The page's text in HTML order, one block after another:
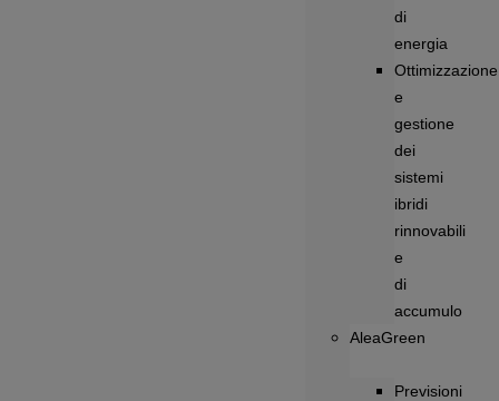
di
energia
Ottimizzazione
e
gestione
dei
sistemi
ibridi
rinnovabili
e
di
accumulo
AleaGreen
Previsioni